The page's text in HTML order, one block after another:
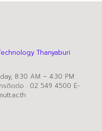
Thanyaburi
8:30 AM – 4:30 PM
รติดต่อ : 02 549 4500 E-